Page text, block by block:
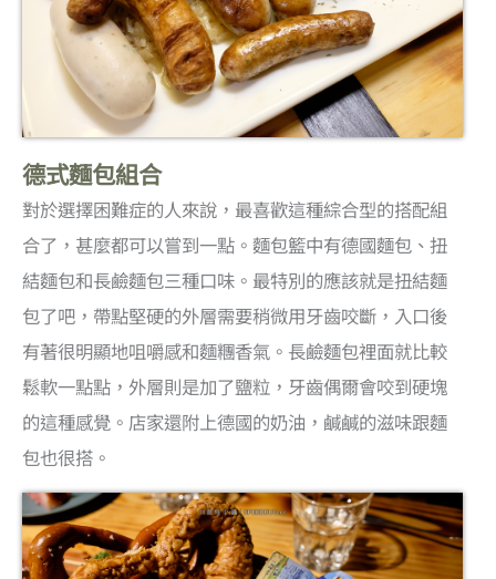
德式麵包組合
對於選擇困難症的人來說，最喜歡這種綜合型的搭配組
合了，甚麼都可以嘗到一點。麵包籃中有德國麵包、扭
結麵包和長鹼麵包三種口味。最特別的應該就是扭結麵
包了吧，帶點堅硬的外層需要稍微用牙齒咬斷，入口後
有著很明顯地咀嚼感和麵糰香氣。長鹼麵包裡面就比較
鬆軟一點點，外層則是加了鹽粒，牙齒偶爾會咬到硬塊
的這種感覺。店家還附上德國的奶油，鹹鹹的滋味跟麵
包也很搭。